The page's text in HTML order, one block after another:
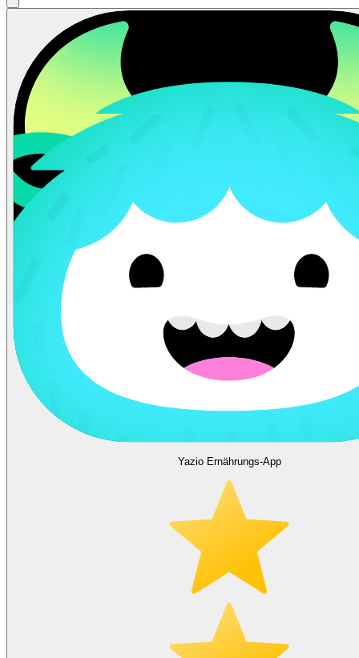
Yazio Ernährungs-App